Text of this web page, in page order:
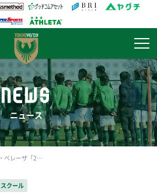
NEWS
ニュース
日テレ・ベレーザ「2013シーズン第1回 駒沢女子大学サッカー教室」を開催しました
スクール